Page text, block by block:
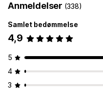
Anmeldelser (338)
Samlet bedømmelse
4,9
5
4
3